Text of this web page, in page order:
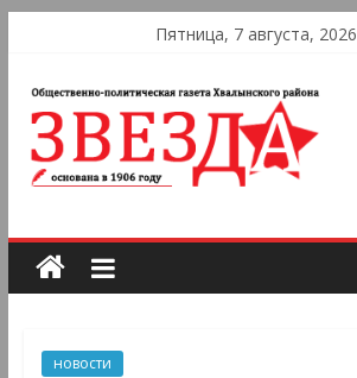
Пятница, 7 августа, 2026
новости